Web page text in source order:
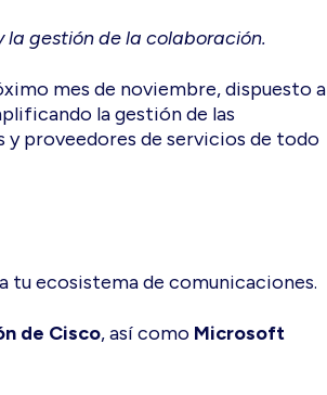
gestión de la colaboración.
mes de noviembre, dispuesto a
la gestión de las
y proveedores de servicios de todo
tu ecosistema de comunicaciones.
de Cisco, así como Microsoft